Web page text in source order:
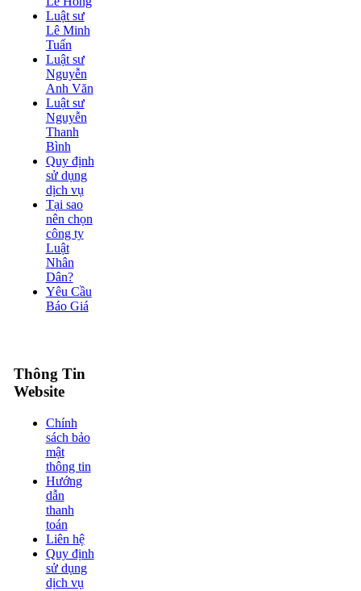
Luật sư
Lê Minh
Tuấn
Luật sư
Nguyễn
Anh Văn
Luật sư
Nguyễn
Thanh
Bình
Quy định
sử dụng
dịch vụ
Tại sao
nên chọn
công ty
Luật
Nhân
Dân?
Yêu Cầu
Báo Giá
Thông Tin
Website
Chính
sách bảo
mật
thông tin
Hướng
dẫn
thanh
toán
Liên hệ
Quy định
sử dụng
dịch vụ